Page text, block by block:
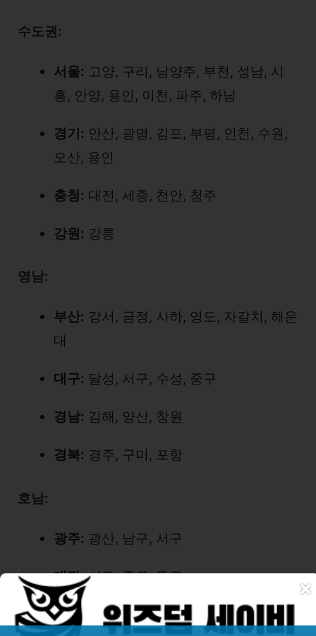
수도권:
서울: 고양, 구리, 남양주, 부천, 성남, 시
흥, 안양, 용인, 이천, 파주, 하남
경기: 안산, 광명, 김포, 부평, 인천, 수원,
오산, 용인
충청: 대전, 세종, 천안, 청주
강원: 강릉
영남:
부산: 강서, 금정, 사하, 영도, 자갈치, 해운
대
대구: 달성, 서구, 수성, 중구
경남: 김해, 양산, 창원
경북: 경주, 구미, 포항
호남:
광주: 광산, 남구, 서구
대전:서구, 중구, 동구
전남: 목포, 여수, 순천
×